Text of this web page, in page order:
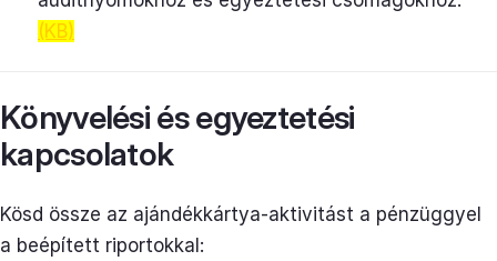
(KB)
Könyvelési és egyeztetési
kapcsolatok
Kösd össze az ajándékkártya-aktivitást a pénzüggyel
a beépített riportokkal: